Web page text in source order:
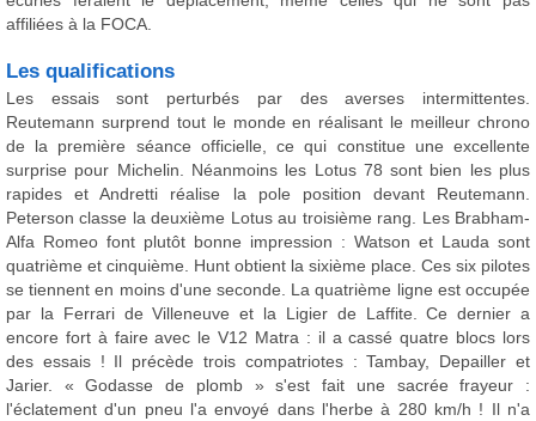
affiliées à la FOCA.
Les qualifications
Les essais sont perturbés par des averses intermittentes.
Reutemann surprend tout le monde en réalisant le meilleur chrono
de la première séance officielle, ce qui constitue une excellente
surprise pour Michelin. Néanmoins les Lotus 78 sont bien les plus
rapides et Andretti réalise la pole position devant Reutemann.
Peterson classe la deuxième Lotus au troisième rang. Les Brabham-
Alfa Romeo font plutôt bonne impression : Watson et Lauda sont
quatrième et cinquième. Hunt obtient la sixième place. Ces six pilotes
se tiennent en moins d'une seconde. La quatrième ligne est occupée
par la Ferrari de Villeneuve et la Ligier de Laffite. Ce dernier a
encore fort à faire avec le V12 Matra : il a cassé quatre blocs lors
des essais ! Il précède trois compatriotes : Tambay, Depailler et
Jarier. « Godasse de plomb » s'est fait une sacrée frayeur :
l'éclatement d'un pneu l'a envoyé dans l'herbe à 280 km/h ! Il n'a